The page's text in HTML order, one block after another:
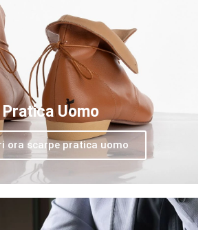
Pratica Uomo
ora scarpe pratica uomo